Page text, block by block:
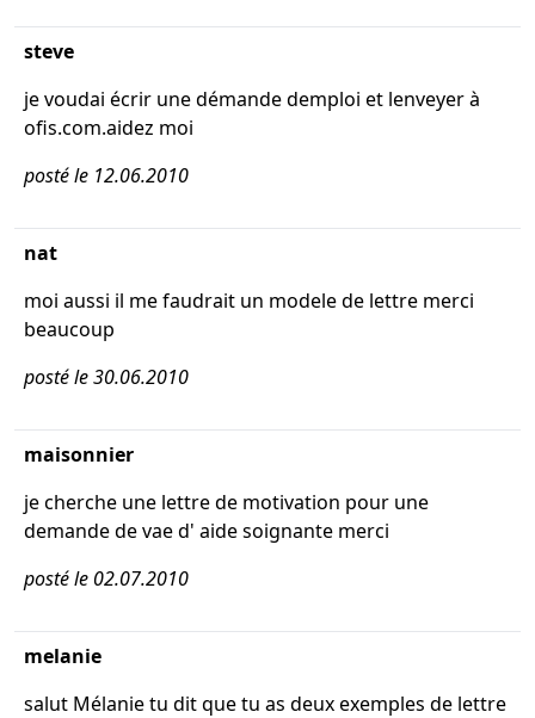
steve
je voudai écrir une démande demploi et lenveyer à
ofis.com.aidez moi
posté le 12.06.2010
nat
moi aussi il me faudrait un modele de lettre merci
beaucoup
posté le 30.06.2010
maisonnier
je cherche une lettre de motivation pour une
demande de vae d' aide soignante merci
posté le 02.07.2010
melanie
salut Mélanie tu dit que tu as deux exemples de lettre